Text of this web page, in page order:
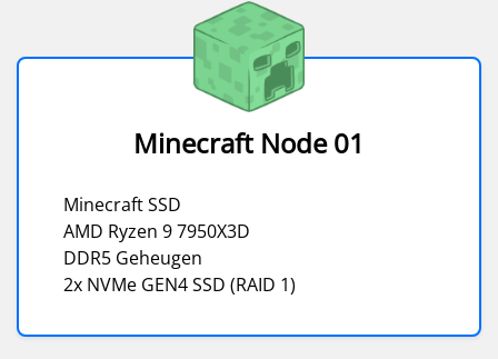
Minecraft Node 01
Minecraft SSD
AMD Ryzen 9 7950X3D
DDR5 Geheugen
2x NVMe GEN4 SSD (RAID 1)